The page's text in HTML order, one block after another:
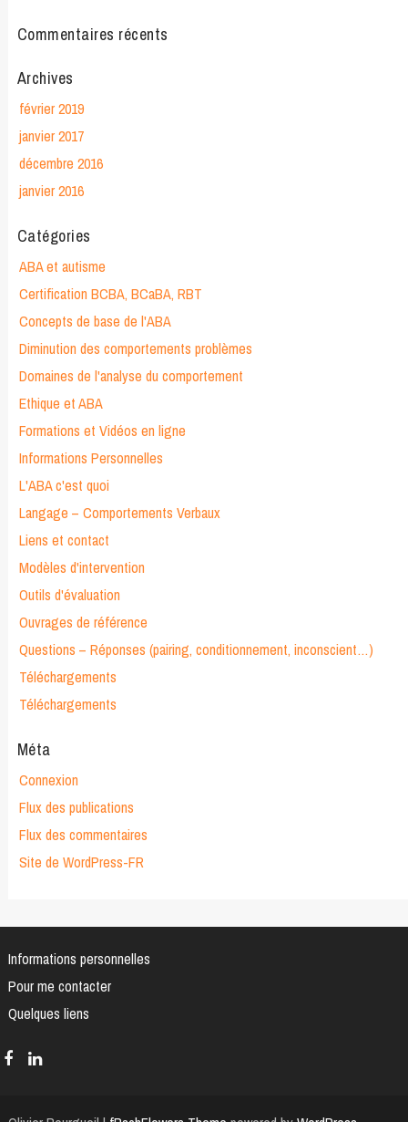
Commentaires récents
Archives
février 2019
janvier 2017
décembre 2016
janvier 2016
Catégories
ABA et autisme
Certification BCBA, BCaBA, RBT
Concepts de base de l'ABA
Diminution des comportements problèmes
Domaines de l'analyse du comportement
Ethique et ABA
Formations et Vidéos en ligne
Informations Personnelles
L'ABA c'est quoi
Langage – Comportements Verbaux
Liens et contact
Modèles d'intervention
Outils d'évaluation
Ouvrages de référence
Questions – Réponses (pairing, conditionnement, inconscient…)
Téléchargements
Téléchargements
Méta
Connexion
Flux des publications
Flux des commentaires
Site de WordPress-FR
Informations personnelles
Pour me contacter
Quelques liens